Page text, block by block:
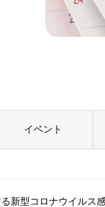
イベント
新型コロナウイルス